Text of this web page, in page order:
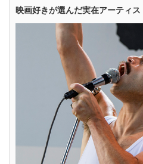
映画好きが選んだ実在アーティ